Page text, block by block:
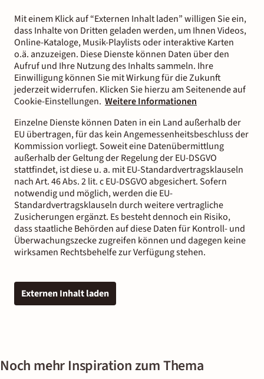
Mit einem Klick auf “Externen Inhalt laden” willigen Sie ein,
dass Inhalte von Dritten geladen werden, um Ihnen Videos,
Online-Kataloge, Musik-Playlists oder interaktive Karten
o.ä. anzuzeigen. Diese Dienste können Daten über den
Aufruf und Ihre Nutzung des Inhalts sammeln. Ihre
Einwilligung können Sie mit Wirkung für die Zukunft
jederzeit widerrufen. Klicken Sie hierzu am Seitenende auf
Cookie-Einstellungen. Weitere Informationen
Einzelne Dienste können Daten in ein Land außerhalb der
EU übertragen, für das kein Angemessenheitsbeschluss der
Kommission vorliegt. Soweit eine Datenübermittlung
außerhalb der Geltung der Regelung der EU-DSGVO
stattfindet, ist diese u. a. mit EU-Standardvertragsklauseln
nach Art. 46 Abs. 2 lit. c EU-DSGVO abgesichert. Sofern
notwendig und möglich, werden die EU-
Standardvertragsklauseln durch weitere vertragliche
Zusicherungen ergänzt. Es besteht dennoch ein Risiko,
dass staatliche Behörden auf diese Daten für Kontroll- und
Überwachungszecke zugreifen können und dagegen keine
wirksamen Rechtsbehelfe zur Verfügung stehen.
Externen Inhalt laden
Noch mehr Inspiration zum Thema